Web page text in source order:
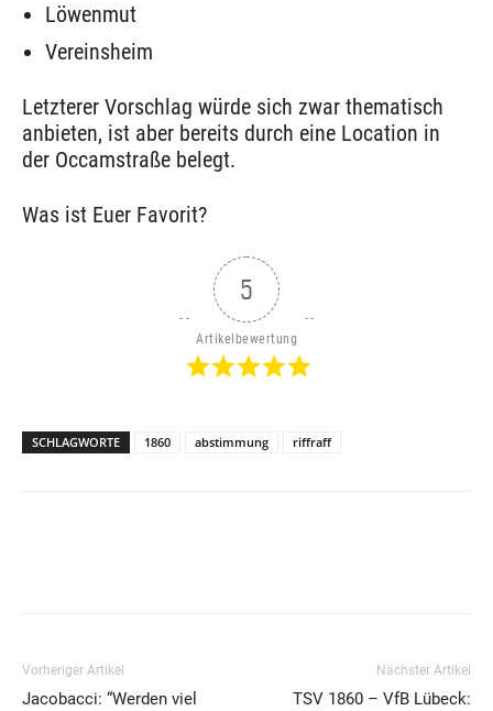
Löwenmut
Vereinsheim
Letzterer Vorschlag würde sich zwar thematisch
anbieten, ist aber bereits durch eine Location in
der Occamstraße belegt.
Was ist Euer Favorit?
5
Artikelbewertung
SCHLAGWORTE 1860 abstimmung riffraff
Vorheriger Artikel
Jacobacci: “Werden viel
Nächster Artikel
TSV 1860 – VfB Lübeck: